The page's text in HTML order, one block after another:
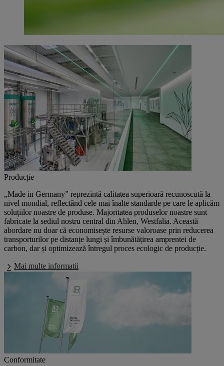
Producție
„Made in Germany” reprezintă calitatea superioară recunoscută la
nivel mondial, reflectând cele mai înalte standarde pe care le aplicăm
soluțiilor noastre de produse. Majoritatea produselor noastre sunt
fabricate la sediul nostru central din Ahlen, Westfalia. Această
abordare nu doar că economisește resurse valoroase prin reducerea
transporturilor pe distanțe lungi și îmbunătățirea amprentei de
carbon, dar și optimizează întregul proces ecologic de producție.
Mai multe informatii
Conformitate